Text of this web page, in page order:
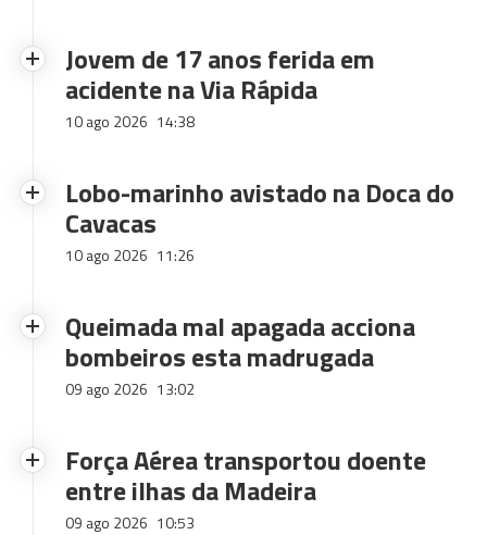
Jovem de 17 anos ferida em
acidente na Via Rápida
10 ago 2026 14:38
Lobo-marinho avistado na Doca do
Cavacas
10 ago 2026 11:26
Queimada mal apagada acciona
bombeiros esta madrugada
09 ago 2026 13:02
Força Aérea transportou doente
entre ilhas da Madeira
09 ago 2026 10:53